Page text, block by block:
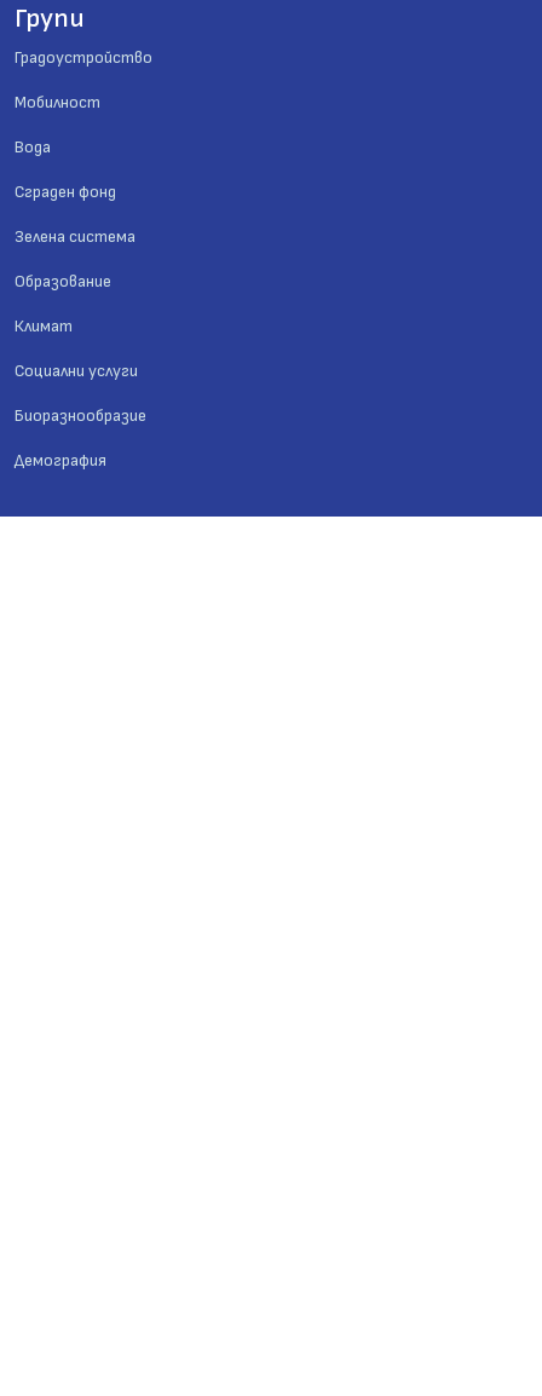
Групи
Градоустройство
Мобилност
Вода
Сграден фонд
Зелена система
Образование
Климат
Социални услуги
Биоразнообразие
Демография